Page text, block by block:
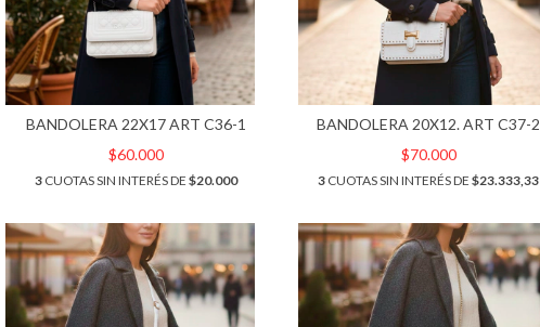
BANDOLERA 22X17 ART C36-1
$60.000
3CUOTAS SIN INTERÉS DE $20.000
BANDOLERA 20X12. ART C37-2
$70.000
3 CUOTAS SIN INTERÉS DE$23.333,33